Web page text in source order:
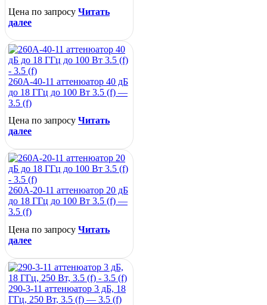
Цена по запросу Читать
далее
260A-40-11 аттенюатор 40 дБ
до 18 ГГц до 100 Вт 3.5 (f) —
3.5 (f)
Цена по запросу Читать
далее
260A-20-11 аттенюатор 20 дБ
до 18 ГГц до 100 Вт 3.5 (f) —
3.5 (f)
Цена по запросу Читать
далее
290-3-11 аттенюатор 3 дБ, 18
ГГц, 250 Вт, 3.5 (f) — 3.5 (f)